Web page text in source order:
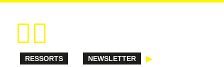
Zum
springen
RESSORTS NEWSLETTER
▶